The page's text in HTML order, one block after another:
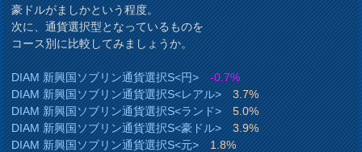
豪ドルがましかという程度。
次に、通貨選択型となっているものを
コース別に比較してみましょうか。
DIAM 新興国ソブリン通貨選択S<円>-0.7%
DIAM 新興国ソブリン通貨選択S<レアル>3.7%
DIAM 新興国ソブリン通貨選択S<ランド>5.0%
DIAM 新興国ソブリン通貨選択S<豪ドル>3.9%
DIAM 新興国ソブリン通貨選択S<元>1.8%